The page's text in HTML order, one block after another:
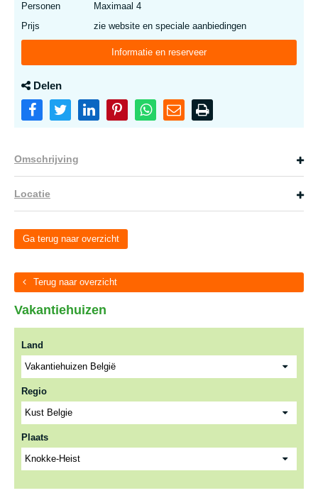
Personen
Maximaal 4
Prijs
zie website en speciale aanbiedingen
Informatie en reserveer
Delen
Omschrijving
Locatie
Ga terug naar overzicht
Terug naar overzicht
Vakantiehuizen
Land
Regio
Plaats